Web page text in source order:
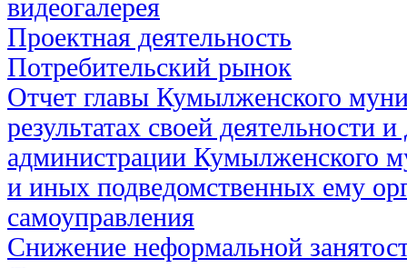
видеогалерея
Проектная деятельность
Потребительский рынок
Отчет главы Кумылженского
результатах своей деятельности
администрации Кумылженского
и иных подведомственных ему
самоуправления
Снижение неформальной